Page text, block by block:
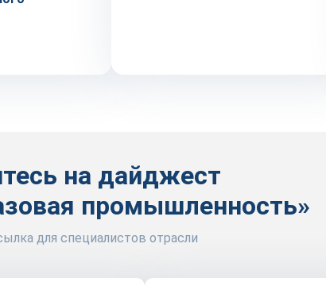
на дайджест
промышленность»
для специалистов отрасли